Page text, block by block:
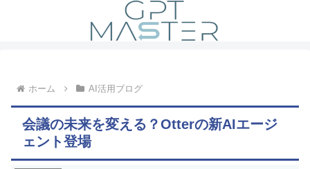
ホーム AI活用ブログ
会議の未来を変える？Otterの新AIエージ
ェント登場